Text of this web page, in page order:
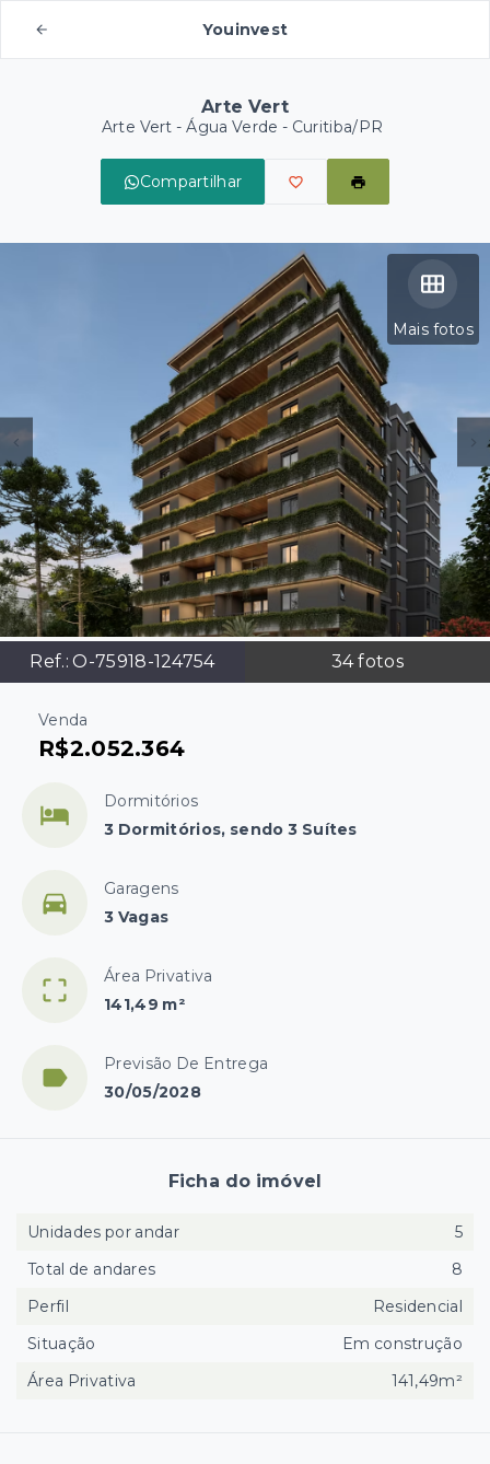
Youinvest
Arte Vert
Arte Vert -Água Verde - Curitiba/PR
Compartilhar
Mais fotos
Ref.:O-75918-124754 34fotos
Venda
R$2.052.364
Dormitórios
3 Dormitórios, sendo 3 Suítes
Garagens
3 Vagas
Área Privativa
141,49 m²
Previsão De Entrega
30/05/2028
Ficha do imóvel
Unidades por andar
5
Total de andares
8
Perfil
Residencial
Situação
Em construção
Área Privativa
141,49m²